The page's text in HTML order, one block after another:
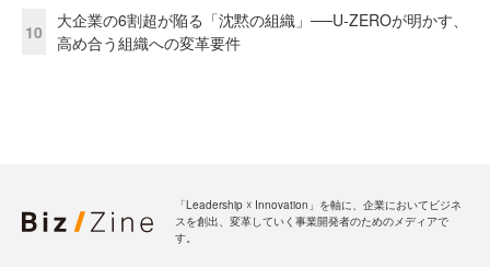
10
大企業の6割超が陥る「沈黙の組織」──U-ZEROが明かす、
高め合う組織への変革要件
「Leadership ☓ Innovation」を軸に、企業においてビジネ
スを創出、変革していく事業開発者のためのメディアで
す。